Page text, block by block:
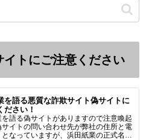
トにご注意ください
を語る悪質な詐欺サイト偽サイトに
ださい！
語る偽サイトがありますので注意喚起
サイトの問い合わせ先が弊社の住所と電
なっていますが、浜田紙業の正式名称